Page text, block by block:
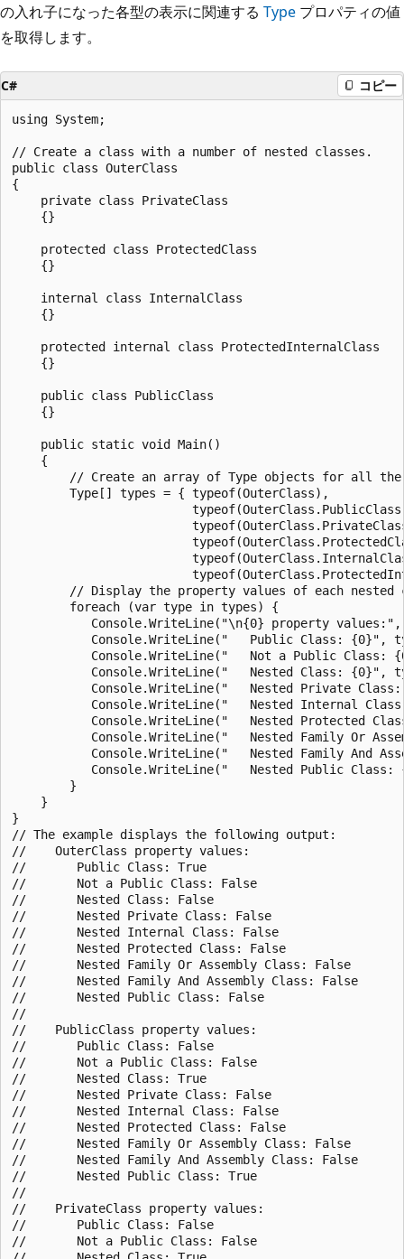
の入れ子になった各型の表示に関連する Type プロパティの値
を取得します。
C# コピー
using System;
// Create a class with a number of nested classes.
public class OuterClass
{
    private class PrivateClass
    {}
    protected class ProtectedClass
    {}
    internal class InternalClass
    {}
    protected internal class ProtectedInternalClass
    {}
    public class PublicClass
    {}
    public static void Main()
    {
// Create an array of Type objects for all
        Type[] types = { typeof(OuterClass),
// Display the property values of each nested
        foreach (var type in types) {
Console.WriteLine("\n{0} property
Console.WriteLine("   Public Class: {0}",
Console.WriteLine("   Not a Public Class:
Console.WriteLine("   Nested Class: {0}",
Console.WriteLine("   Nested Private
Console.WriteLine("   Nested Internal
Console.WriteLine("   Nested Protected
Console.WriteLine("   Nested Family Or
Console.WriteLine("   Nested Family And
Console.WriteLine("   Nested Public Class:
        }
    }
}
// The example displays the following output:
//    OuterClass property values:
//       Public Class: True
//       Not a Public Class: False
//       Nested Class: False
//       Nested Private Class: False
//       Nested Internal Class: False
//       Nested Protected Class: False
//       Nested Family Or Assembly Class: False
//       Nested Family And Assembly Class: False
//       Nested Public Class: False
//
//    PublicClass property values:
//       Public Class: False
//       Not a Public Class: False
//       Nested Class: True
//       Nested Private Class: False
//       Nested Internal Class: False
//       Nested Protected Class: False
//       Nested Family Or Assembly Class: False
//       Nested Family And Assembly Class: False
//       Nested Public Class: True
//
//    PrivateClass property values:
//       Public Class: False
//       Not a Public Class: False